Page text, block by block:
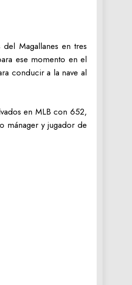
Magallanes en tres
ese momento en el
conducir a la nave al
en MLB con 652,
mánager y jugador de